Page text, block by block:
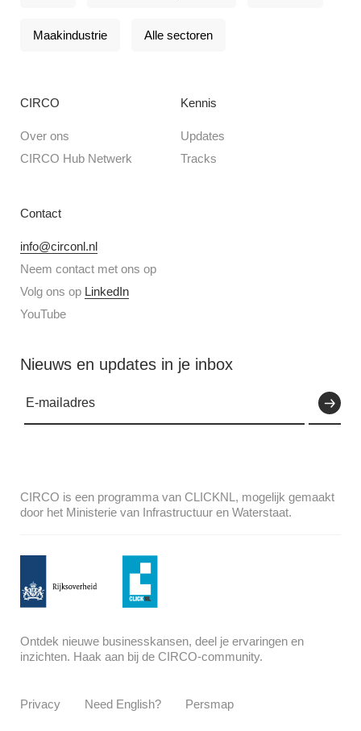
Maakindustrie Alle sectoren
CIRCO
Over ons
CIRCO Hub Netwerk
Kennis
Updates
Tracks
Contact
info@circonl.nl
Neem contact met ons op
Volg ons op LinkedIn
YouTube
Nieuws en updates in je inbox
CIRCO is een programma van CLICKNL, mogelijk gemaakt
door het Ministerie van Infrastructuur en Waterstaat.
Ontdek nieuwe businesskansen, deel je ervaringen en
inzichten. Haak aan bij de CIRCO-community.
Privacy Need English? Persmap